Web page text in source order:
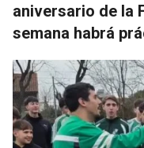
aniversario de la
semana habrá